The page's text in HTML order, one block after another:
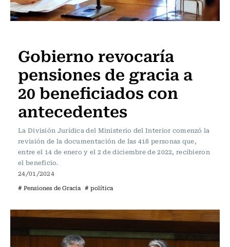
Gobierno revocaría
pensiones de gracia a
20 beneficiados con
antecedentes
La División Jurídica del Ministerio del Interior comenzó la
revisión de la documentación de las 418 personas que,
entre el 14 de enero y el 2 de diciembre de 2022, recibieron
el beneficio.
24/01/2024
# Pensiones de Gracia # política